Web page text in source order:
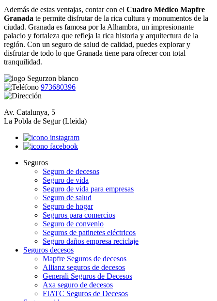
Además de estas ventajas, contar con el Cuadro Médico Mapfre
Granada te permite disfrutar de la rica cultura y monumentos de la
ciudad. Granada es famosa por la Alhambra, un impresionante
palacio y fortaleza que refleja la rica historia y arquitectura de la
región. Con un seguro de salud de calidad, puedes explorar y
disfrutar de todo lo que Granada tiene para ofrecer con total
tranquilidad.
973680396
Av. Catalunya, 5
La Pobla de Segur (Lleida)
Seguros
Seguro de decesos
Seguro de vida
Seguro de vida para empresas
Seguro de salud
Seguro de hogar
Seguros para comercios
Seguro de convenio
Seguros de patinetes eléctricos
Seguro daños empresa reciclaje
Seguros decesos
Mapfre Seguros de decesos
Allianz seguros de decesos
Generali Seguros de Decesos
Axa seguro de decesos
FIATC Seguros de Decesos